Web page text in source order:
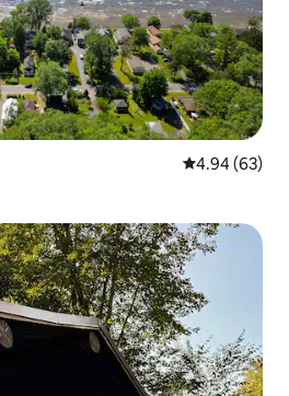
평점 4.94점(5
4.94 (63)